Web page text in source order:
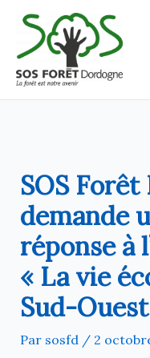
contenu
SOS
demande
réponse à
« La vie
Sud-
Par sosfd / 2